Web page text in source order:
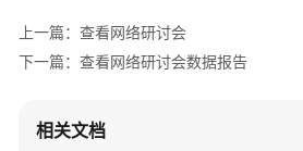
说
明
买
上一篇：查看网络研讨会
下一篇：查看网络研讨会数据报告
相关文档